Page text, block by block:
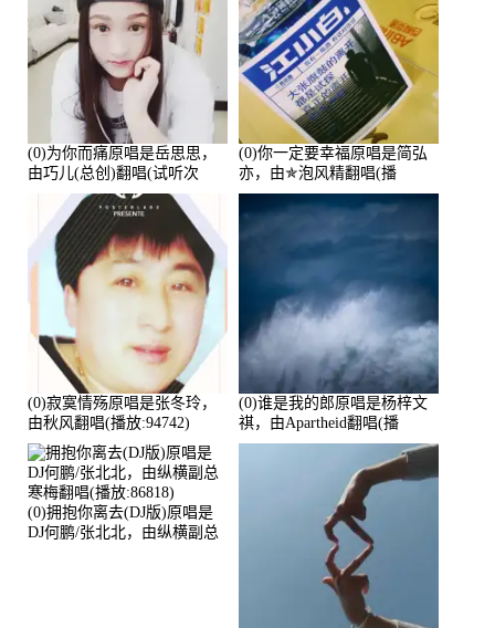
(0)为你而痛原唱是岳思思，
由巧儿(总创)翻唱(试听次
数:108697)
(0)你一定要幸福原唱是简弘
亦，由✯泡风精翻唱(播
放:102381)
(0)寂寞情殇原唱是张冬玲，
由秋风翻唱(播放:94742)
(0)谁是我的郎原唱是杨梓文
祺，由Apartheid翻唱(播
放:94178)
(0)拥抱你离去(DJ版)原唱是
DJ何鹏/张北北，由纵横副总